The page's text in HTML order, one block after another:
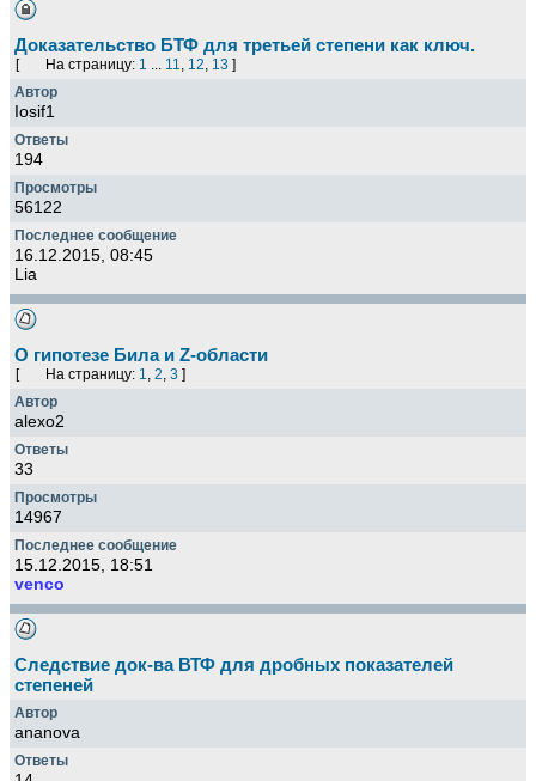
Доказательство БТФ для третьей степени как ключ.
[ На страницу: 1 ... 11, 12, 13 ]
Iosif1
194
56122
16.12.2015, 08:45
Lia
О гипотезе Била и Z-области
[ На страницу: 1, 2, 3 ]
alexo2
33
14967
15.12.2015, 18:51
venco
Следствие док-ва ВТФ для дробных показателей
степеней
ananova